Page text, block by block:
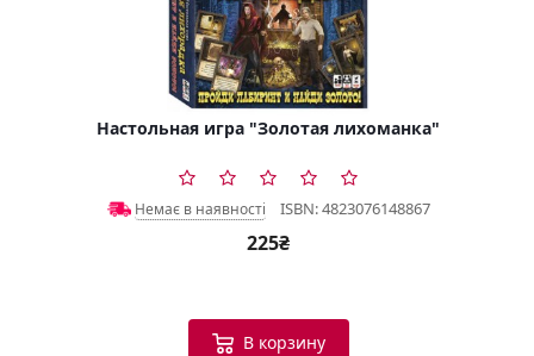
Настольная игра "Золотая лихоманка"
Немає в наявності ISBN: 4823076148867
225₴
В корзину